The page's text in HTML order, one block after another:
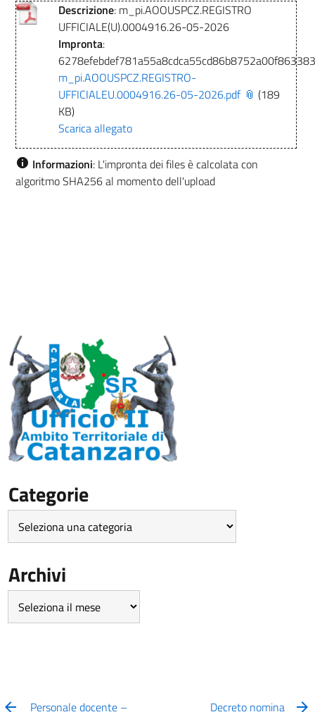
Descrizione: m_pi.AOOUSPCZ.REGISTRO
UFFICIALE(U).0004916.26-05-2026
Impronta:
m_pi.AOOUSPCZ.REGISTRO-
UFFICIALEU.0004916.26-05-2026.pdf
(189
KB)
Scarica allegato
Informazioni: L'impronta dei files è calcolata con
algoritmo SHA256 al momento dell'upload
Categorie
Archivi
Personale docente – Decreto nomina